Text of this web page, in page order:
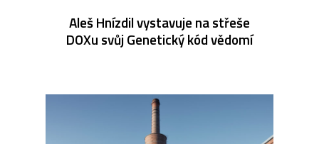
Aleš Hnízdil vystavuje na střeše
DOXu svůj Genetický kód vědomí